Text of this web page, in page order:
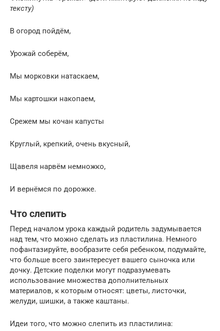
тексту)
В огород пойдём,
Урожай соберём,
Мы морковки натаскаем,
Мы картошки накопаем,
Срежем мы кочан капусты
Круглый, крепкий, очень вкусный,
Щавеля нарвём немножко,
И вернёмся по дорожке.
Что слепить
Перед началом урока каждый родитель задумывается
над тем, что можно сделать из пластилина. Немного
пофантазируйте, вообразите себя ребенком, подумайте,
что больше всего заинтересует вашего сыночка или
дочку. Детские поделки могут подразумевать
использование множества дополнительных
материалов, к которым относят: цветы, листочки,
желуди, шишки, а также каштаны.
Идеи того, что можно слепить из пластилина: